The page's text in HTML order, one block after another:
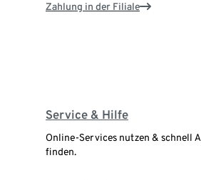
Zahlung in der Filiale
Service & Hilfe
Online-Services nutzen & schnell
finden.